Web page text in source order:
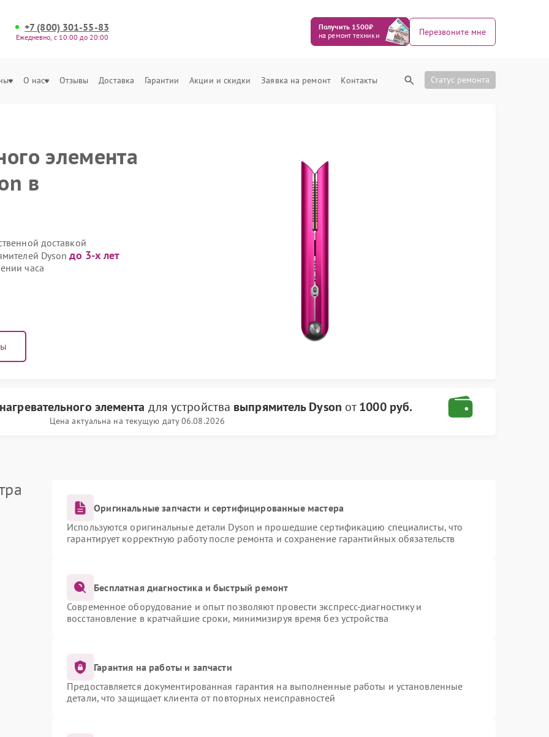
+7 (800) 301-55-83
Ежедневно, с 10:00 до 20:00
Получить 1500₽
на ремонт техники
Перезвоните мне
О нас Отзывы Доставка Гарантии Акции и скидки Заявка на ремонт Контакты Статус ремонта
элемента
в
доставкой
Dysonдо 3-х лет
часа
элемента для устройства выпрямитель Dyson от1000 руб.
Цена актуальна на текущую дату 06.08.2026
Оригинальные запчасти и сертифицированные мастера
Используются оригинальные детали Dyson и прошедшие сертификацию специалисты, что
гарантирует корректную работу после ремонта и сохранение гарантийных обязательств
Бесплатная диагностика и быстрый ремонт
Современное оборудование и опыт позволяют провести экспресс-диагностику и
восстановление в кратчайшие сроки, минимизируя время без устройства
Гарантия на работы и запчасти
Предоставляется документированная гарантия на выполненные работы и установленные
детали, что защищает клиента от повторных неисправностей